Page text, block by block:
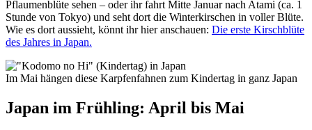
Pflaumenblüte sehen – oder ihr fahrt Mitte Januar nach Atami (ca. 1
Stunde von Tokyo) und seht dort die Winterkirschen in voller Blüte.
Wie es dort aussieht, könnt ihr hier anschauen: Die erste Kirschblüte
des Jahres in Japan.
Im Mai hängen diese Karpfenfahnen zum Kindertag in ganz Japan
Japan im Frühling: April bis Mai